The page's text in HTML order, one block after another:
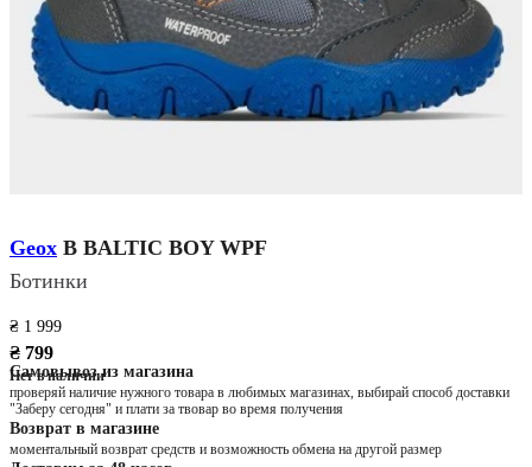
Geox B BALTIC BOY WPF
Ботинки
₴ 1 999
₴ 799
Нет в наличии
Самовывоз из магазина
проверяй наличие нужного товара в любимых магазинах, выбирай способ доставки
"Заберу сегодня" и плати за твовар во время получения
Возврат в магазине
моментальный возврат средств и возможность обмена на другой размер